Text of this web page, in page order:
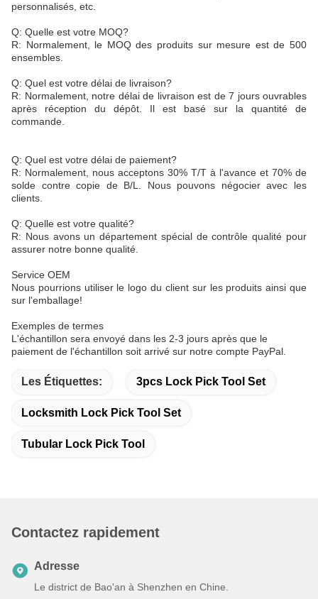
personnalisés, etc.
Q: Quelle est votre MOQ?
R: Normalement, le MOQ des produits sur mesure est de 500
ensembles.
Q: Quel est votre délai de livraison?
R: Normalement, notre délai de livraison est de 7 jours ouvrables
après réception du dépôt. Il est basé sur la quantité de
commande.
Q: Quel est votre délai de paiement?
R: Normalement, nous acceptons 30% T/T à l'avance et 70% de
solde contre copie de B/L. Nous pouvons négocier avec les
clients.
Q: Quelle est votre qualité?
R: Nous avons un département spécial de contrôle qualité pour
assurer notre bonne qualité.
Service OEM
Nous pourrions utiliser le logo du client sur les produits ainsi que
sur l'emballage!
Exemples de termes
L'échantillon sera envoyé dans les 2-3 jours après que le
paiement de l'échantillon soit arrivé sur notre compte PayPal.
Les Étiquettes: 3pcs Lock Pick Tool Set
Locksmith Lock Pick Tool Set
Tubular Lock Pick Tool
Contactez rapidement
Adresse
Le district de Bao'an à Shenzhen en Chine.